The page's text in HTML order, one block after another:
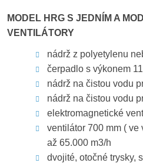
MODEL HRG S JEDNÍM A
VENTILÁTORY
nádrž z polyetylenu
čerpadlo s výkonem
nádrž na čistou vodu
nádrž na čistou vodu
elektromagnetické
ventilátor 700 mm ( ve
až 65.000 m3/h
dvojité, otočné trysky,